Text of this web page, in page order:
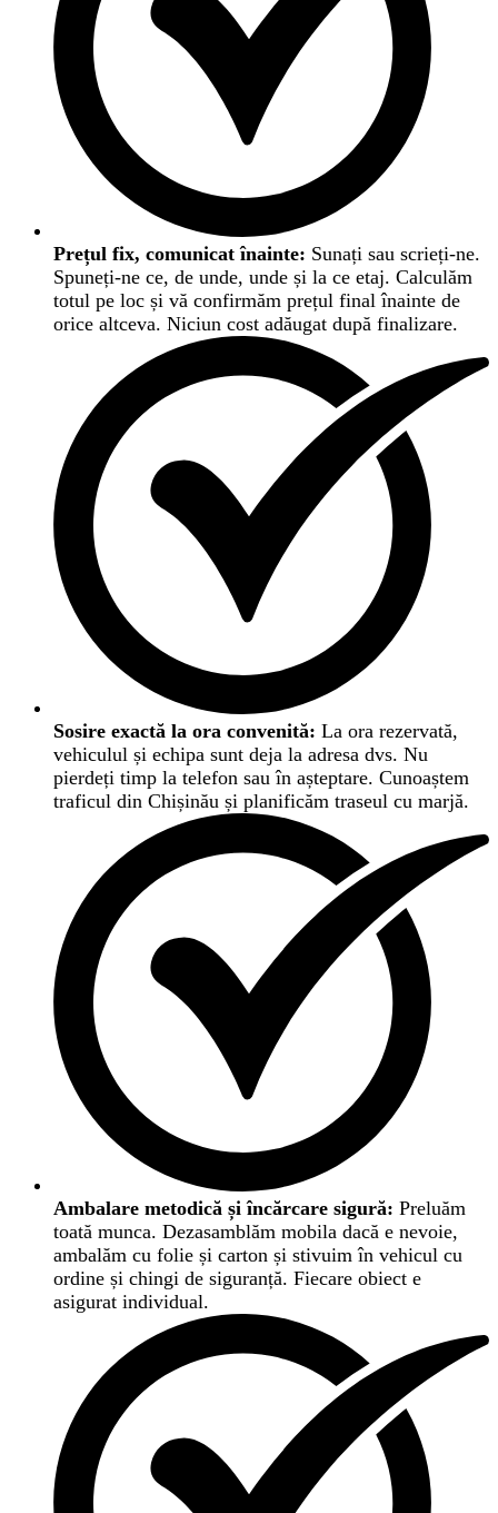
Prețul fix, comunicat înainte: Sunați sau scrieți-ne.
Spuneți-ne ce, de unde, unde și la ce etaj. Calculăm
totul pe loc și vă confirmăm prețul final înainte de
orice altceva. Niciun cost adăugat după finalizare.
Sosire exactă la ora convenită: La ora rezervată,
vehiculul și echipa sunt deja la adresa dvs. Nu
pierdeți timp la telefon sau în așteptare. Cunoaștem
traficul din Chișinău și planificăm traseul cu marjă.
Ambalare metodică și încărcare sigură: Preluăm
toată munca. Dezasamblăm mobila dacă e nevoie,
ambalăm cu folie și carton și stivuim în vehicul cu
ordine și chingi de siguranță. Fiecare obiect e
asigurat individual.